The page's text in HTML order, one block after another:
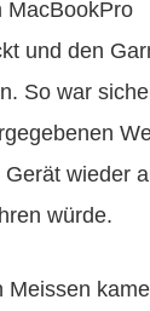
MacBookPro
und den
So war
wieder
würde.
Meissen